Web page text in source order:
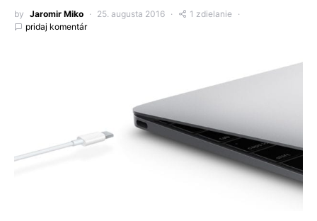
by Jaromir Miko 25. augusta 2016
1 zdielanie
pridaj komentár